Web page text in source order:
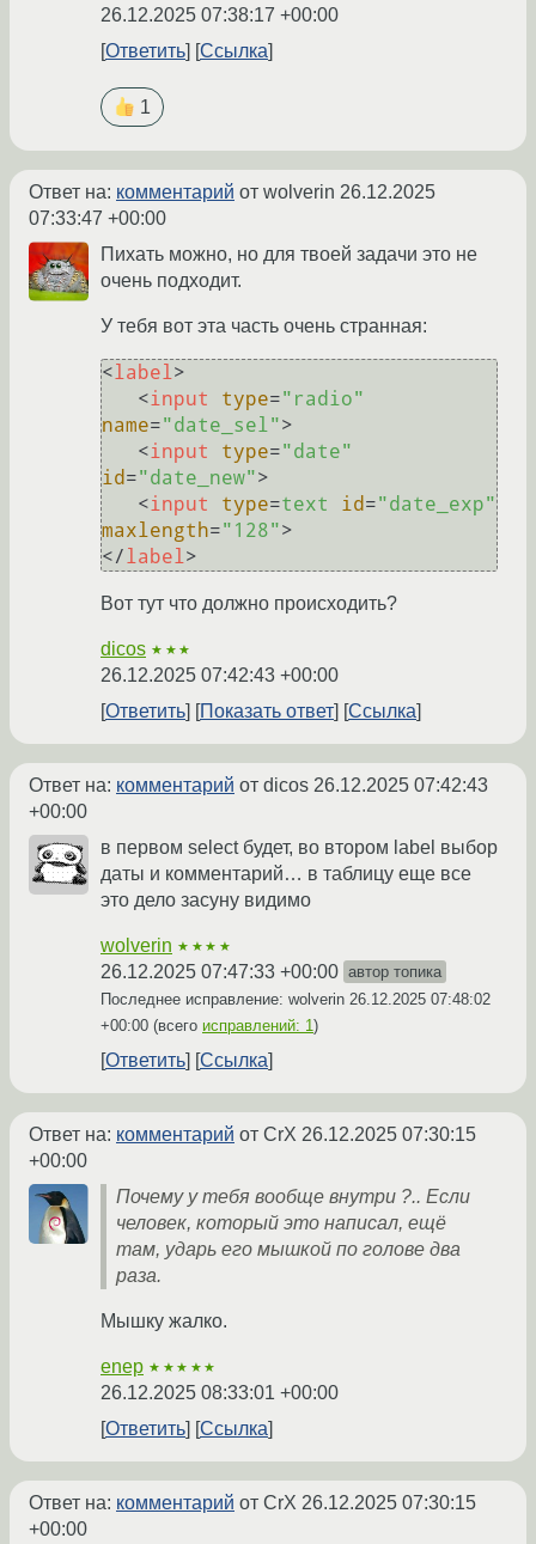
26.12.2025 07:38:17 +00:00
Ответить
Ссылка
1
Ответ на: комментарий от wolverin 26.12.2025
07:33:47 +00:00
Пихать можно, но для твоей задачи это не
очень подходит.
У тебя вот эта часть очень странная:
<label >
<input type="radio"
name="date_sel">
<input type="date"
id ="date_new">
<input type=text id ="date_exp"
maxlength="128">
</ label >
Вот тут что должно происходить?
dicos ★★★
26.12.2025 07:42:43 +00:00
Ответить
Показать ответ Ссылка
Ответ на: комментарий от dicos 26.12.2025 07:42:43
+00:00
в первом select будет, во втором label выбор
даты и комментарий… в таблицу еще все
это дело засуну видимо
wolverin ★★★★
26.12.2025 07:47:33 +00:00 автор топика
Последнее исправление: wolverin 26.12.2025 07:48:02
+00:00 (всего исправлений: 1)
Ответить Ссылка
Ответ на: комментарий от CrX 26.12.2025 07:30:15
+00:00
Почему у тебя вообще внутри ?.. Если
человек, который это написал, ещё
там, ударь его мышкой по голове два
раза.
Мышку жалко.
enep ★★★★★
26.12.2025 08:33:01 +00:00
Ответить
Ссылка
Ответ на: комментарий от CrX 26.12.2025 07:30:15
+00:00